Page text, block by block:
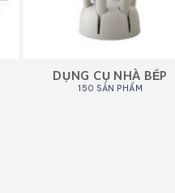
DỤNG CỤ NHÀ BẾP
150 SẢN PHẨM